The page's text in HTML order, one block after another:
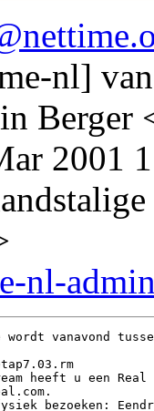
nl]
Berger
2001
nl-
wordt vanavond
heeft u een
bezoeken: